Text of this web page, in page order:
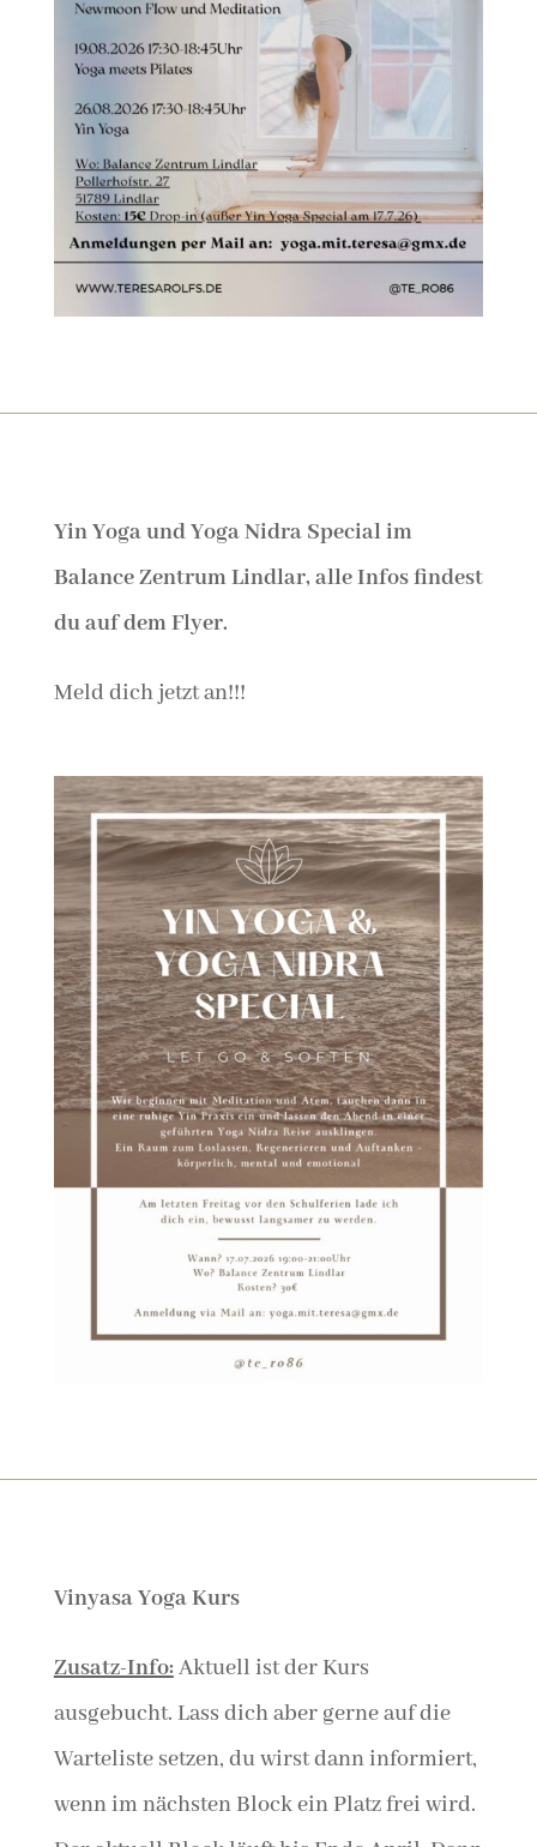
Yin Yoga und Yoga Nidra Special im
Balance Zentrum Lindlar, alle Infos findest
du auf dem Flyer.
Meld dich jetzt an!!!
Vinyasa Yoga Kurs
Zusatz-Info:Aktuell ist der Kurs
ausgebucht. Lass dich aber gerne auf die
Warteliste setzen, du wirst dann informiert,
wenn im nächsten Block ein Platz frei wird.